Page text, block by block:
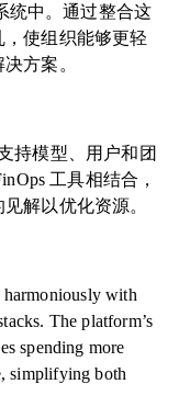
统中。通过整合这
使组织能够更轻
方案。
持模型、用户和团
工具相结合，
解以优化资源。
harmoniously with
The platform’s
spending more
simplifying both